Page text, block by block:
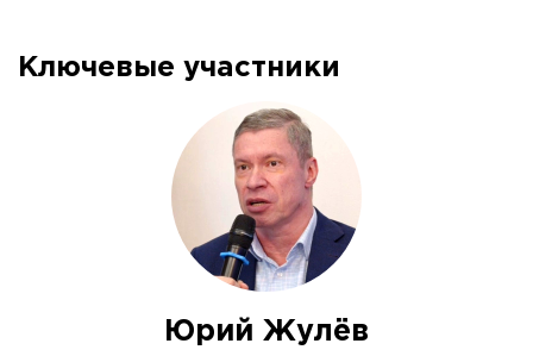
Ключевые участники
Юрий Жулёв